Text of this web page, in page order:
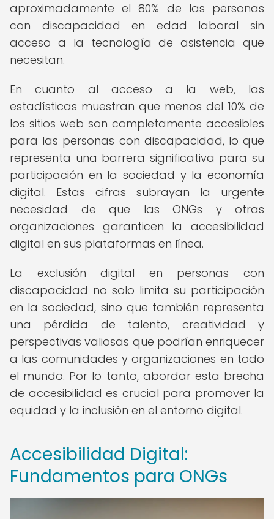
aproximadamente el 80% de las personas
con discapacidad en edad laboral sin
acceso a la tecnología de asistencia que
necesitan.
En cuanto al acceso a la web, las
estadísticas muestran que menos del 10% de
los sitios web son completamente accesibles
para las personas con discapacidad, lo que
representa una barrera significativa para su
participación en la sociedad y la economía
digital. Estas cifras subrayan la urgente
necesidad de que las ONGs y otras
organizaciones garanticen la accesibilidad
digital en sus plataformas en línea.
La exclusión digital en personas con
discapacidad no solo limita su participación
en la sociedad, sino que también representa
una pérdida de talento, creatividad y
perspectivas valiosas que podrían enriquecer
a las comunidades y organizaciones en todo
el mundo. Por lo tanto, abordar esta brecha
de accesibilidad es crucial para promover la
equidad y la inclusión en el entorno digital.
Accesibilidad Digital:
Fundamentos para ONGs